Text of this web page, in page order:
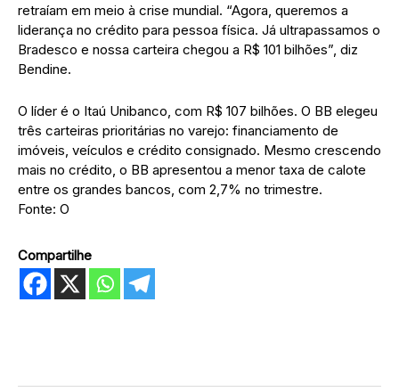
retraíam em meio à crise mundial. “Agora, queremos a
liderança no crédito para pessoa física. Já ultrapassamos o
Bradesco e nossa carteira chegou a R$ 101 bilhões”, diz
Bendine.
O líder é o Itaú Unibanco, com R$ 107 bilhões. O BB elegeu
três carteiras prioritárias no varejo: financiamento de
imóveis, veículos e crédito consignado. Mesmo crescendo
mais no crédito, o BB apresentou a menor taxa de calote
entre os grandes bancos, com 2,7% no trimestre.
Fonte: O
Compartilhe